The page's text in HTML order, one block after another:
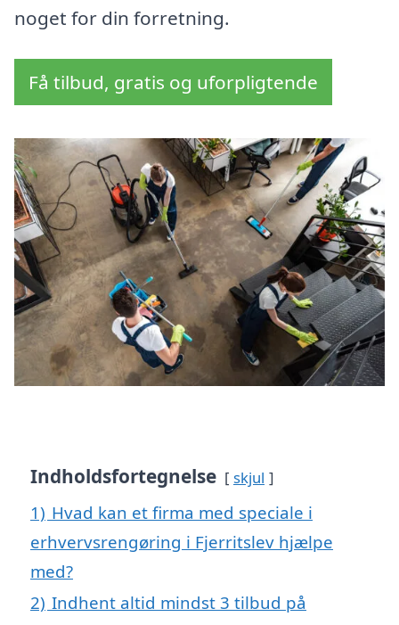
noget for din forretning.
Få tilbud, gratis og uforpligtende
Indholdsfortegnelse skjul
1) Hvad kan et firma med speciale i
erhvervsrengøring i Fjerritslev hjælpe
med?
2) Indhent altid mindst 3 tilbud på